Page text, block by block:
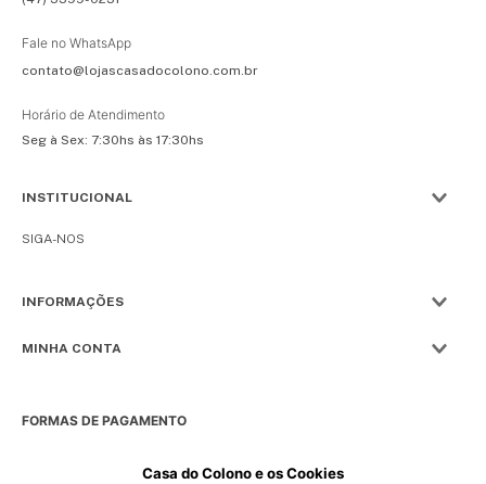
Casa do Colono e os Cookies
Fale no WhatsApp
contato@lojascasadocolono.com.br
Horário de Atendimento
Seg à Sex: 7:30hs às 17:30hs
INSTITUCIONAL
SIGA-NOS
INFORMAÇÕES
MINHA CONTA
FORMAS DE PAGAMENTO